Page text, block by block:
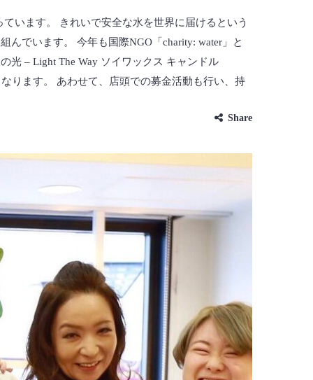
います。 きれいで安全な水を世界に届けるという
でいます。 今年も国際NGO「charity: water」と
光 – Light The Way ソイワックス キャンドル
ります。 あわせて、店頭での募金活動も行い、持
Share